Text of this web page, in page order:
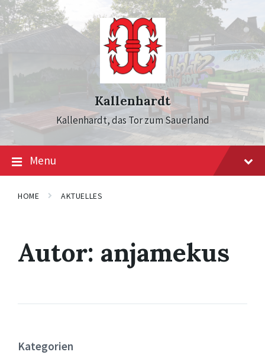
Skip
to
content
Skip
to
main
navigation
Skip
to
footer
Kallenhardt
Kallenhardt, das Tor zum Sauerland
Menu
HOME AKTUELLES
Autor: anjamekus
Kategorien